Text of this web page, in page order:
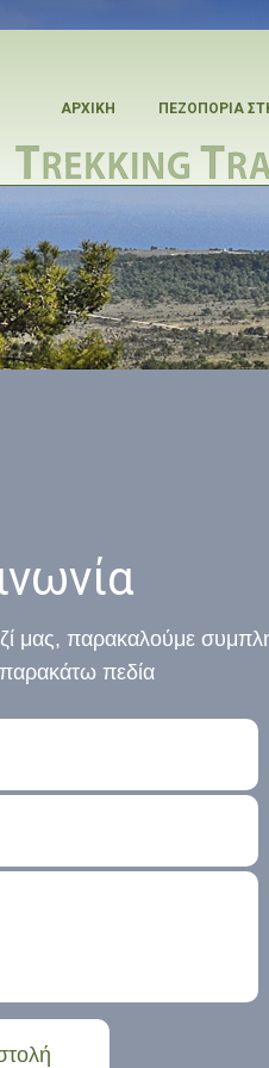
ΑΡΧΙΚΗ ΠΕΖΟΠΟΡΙΑ
μας, παρακαλούμε
πεδία